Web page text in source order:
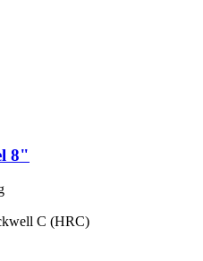
8"
C (HRC)